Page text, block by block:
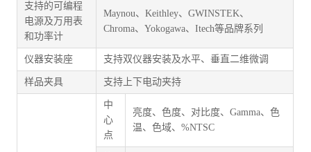
支持的可编程
电源及万用表
和功率计
Maynou、Keithley、GWINSTEK、
Chroma、Yokogawa、Itech等品牌系列
仪器安装座 支持双仪器安装及水平、垂直二维微调
样品夹具 支持上下电动夹持
中
心
点
亮度、色度、对比度、Gamma、色
温、色域、%NTSC